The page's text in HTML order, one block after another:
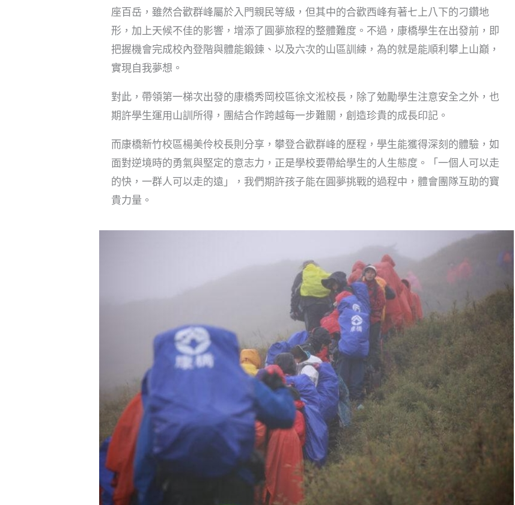
座百岳，雖然合歡群峰屬於入門親民等級，但其中的合歡西峰有著七上八下的刁鑽地
形，加上天候不佳的影響，增添了圓夢旅程的整體難度。不過，康橋學生在出發前，即
把握機會完成校內登階與體能鍛鍊、以及六次的山區訓練，為的就是能順利攀上山巔，
實現自我夢想。
對此，帶領第一梯次出發的康橋秀岡校區徐文淞校長，除了勉勵學生注意安全之外，也
期許學生運用山訓所得，團結合作跨越每一步難關，創造珍貴的成長印記。
而康橋新竹校區楊美伶校長則分享，攀登合歡群峰的歷程，學生能獲得深刻的體驗，如
面對逆境時的勇氣與堅定的意志力，正是學校要帶給學生的人生態度。「一個人可以走
的快，一群人可以走的遠」，我們期許孩子能在圓夢挑戰的過程中，體會團隊互助的寶
貴力量。